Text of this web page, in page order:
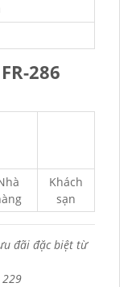
286
Khách
sạn
đãi đặc biệt từ